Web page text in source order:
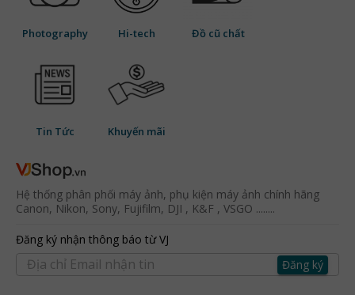
Photography Hi-tech Đồ cũ chất
Tin Tức Khuyến mãi
Hệ thống phân phối máy ảnh, phụ kiện máy ảnh chính hãng
Canon, Nikon, Sony, Fujifilm, DJI , K&F , VSGO ........
Đăng ký nhận thông báo từ VJ
Đăng ký